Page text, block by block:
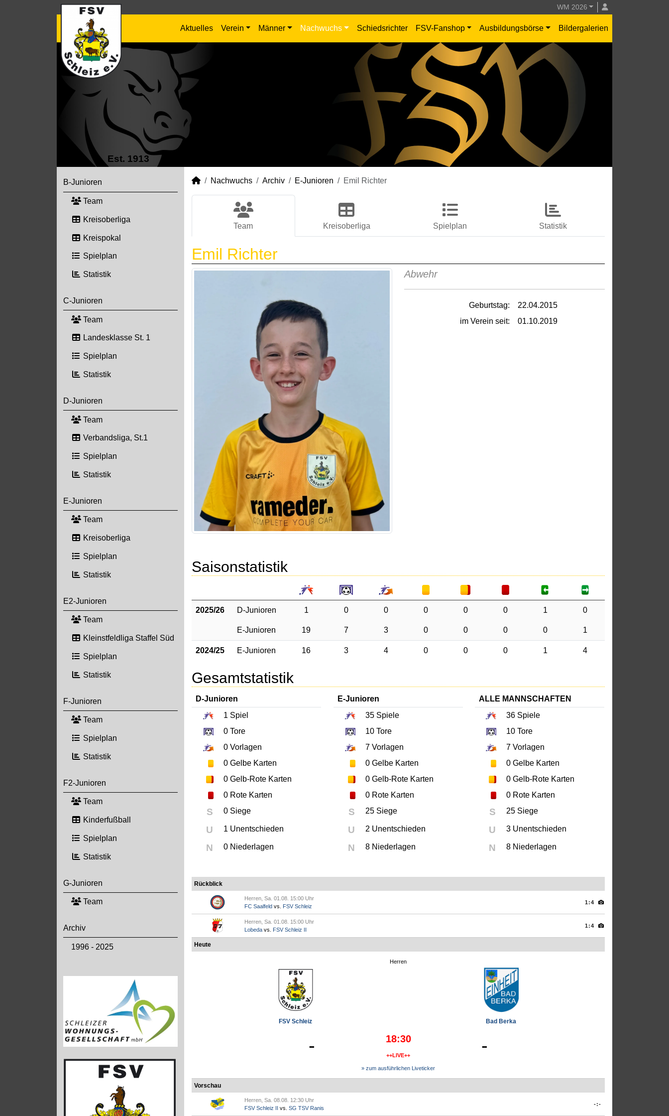
WM 2026
Aktuelles Verein Männer Nachwuchs Schiedsrichter FSV-Fanshop Ausbildungsbörse Bildergalerien
Est. 1913
B-Junioren
Team
Kreisoberliga
Kreispokal
Spielplan
Statistik
C-Junioren
Team
Landesklasse St. 1
Spielplan
Statistik
D-Junioren
Team
Verbandsliga, St.1
Spielplan
Statistik
E-Junioren
Team
Kreisoberliga
Spielplan
Statistik
E2-Junioren
Team
Kleinstfeldliga Staffel Süd
Spielplan
Statistik
F-Junioren
Team
Spielplan
Statistik
F2-Junioren
Team
Kinderfußball
Spielplan
Statistik
G-Junioren
Team
Archiv
1996 - 2025
Nachwuchs Archiv E-Junioren Emil Richter
Team Kreisoberliga Spielplan Statistik
Emil Richter
Abwehr
Geburtstag:
22.04.2015
im Verein seit:
01.10.2019
Saisonstatistik
2025/26 D-Junioren 1 0 0 0 0 0 1 0
E-Junioren 19 7 3 0 0 0 0 1
2024/25 E-Junioren 16 3 4 0 0 0 1 4
Gesamtstatistik
D-Junioren
1 Spiel
0 Tore
0 Vorlagen
0 Gelbe Karten
0 Gelb-Rote Karten
0 Rote Karten
S 0 Siege
U 1 Unentschieden
N 0 Niederlagen
E-Junioren
35Spiele
10Tore
7Vorlagen
0Gelbe Karten
0Gelb-Rote Karten
0Rote Karten
S 25 Siege
U 2 Unentschieden
N 8 Niederlagen
ALLE MANNSCHAFTEN
36 Spiele
10 Tore
7 Vorlagen
0 Gelbe Karten
0 Gelb-Rote Karten
0 Rote Karten
S 25 Siege
U 3 Unentschieden
N 8 Niederlagen
Rückblick
Herren, Sa. 01.08. 15:00 Uhr
FC Saalfeld vs. FSV Schleiz
1:4
Herren, Sa. 01.08. 15:00 Uhr
Lobeda vs. FSV Schleiz II
1:4
Heute
Herren
FSV Schleiz Bad Berka
- 18:30
++LIVE++ -
» zum ausführlichen Liveticker
Vorschau
Herren, Sa. 08.08. 12:30 Uhr
FSV Schleiz II vs. SG TSV Ranis
-:-